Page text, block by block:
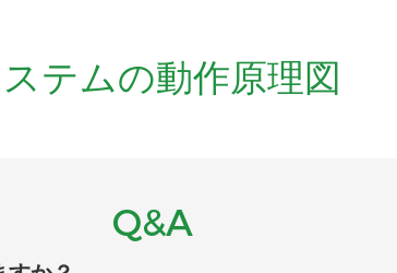
テムの動作原理図
Q&A